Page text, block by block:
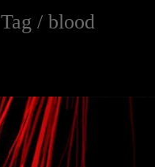
Tag / blood